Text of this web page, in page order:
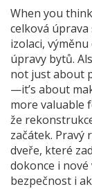
When you
celková
izolaci,
úpravy bytů.
not just about
—it’s about
more valuable
že
začátek. Pravý
dveře, které
dokonce i
bezpečnost i